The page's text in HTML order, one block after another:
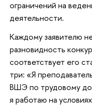
ограничений на
деятельности.
Каждому заявителю
разновидность
соответствует его
три: «Я
ВШЭ по трудовому
я работаю на